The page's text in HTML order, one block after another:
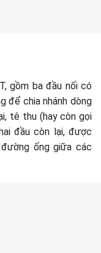
gồm ba đầu nối có
để chia nhánh dòng
tê thu (hay còn gọi
đầu còn lại, được
ống giữa các